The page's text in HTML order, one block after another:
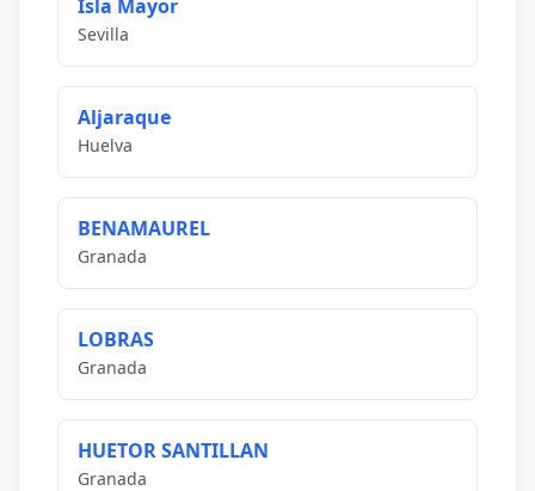
Isla Mayor
Sevilla
Aljaraque
Huelva
BENAMAUREL
Granada
LOBRAS
Granada
HUETOR SANTILLAN
Granada